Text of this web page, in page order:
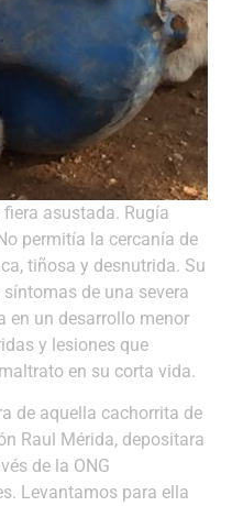
asustada. Rugía
permitía la cercanía de
tiñosa y desnutrida. Su
de una severa
en un desarrollo menor
y lesiones que
en su corta vida.
de aquella cachorrita de
Raul Mérida, depositara
de la ONG
Levantamos para ella